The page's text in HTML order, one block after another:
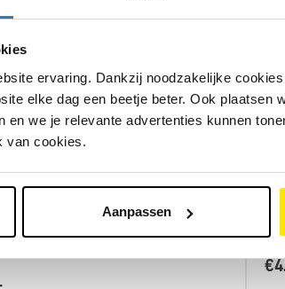
ervaring. Dankzij noodzakelijke
elke dag een beetje beter. Ook plaatsen
en we je relevante advertenties kunnen
van cookies.
Aanpassen
€4